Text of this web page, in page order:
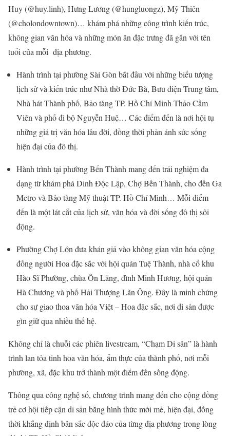
Huy (@huy.linh), Hưng Lương (@hungluongz), Mỹ Thiên
(@cholondowntown)… khám phá những công trình kiến trúc,
không gian văn hóa và những món ăn đặc trưng đã gắn với tên
tuổi của mỗi địa phương.
Hành trình tại phường Sài Gòn bắt đầu với những biểu tượng
lịch sử và kiến trúc như Nhà thờ Đức Bà, Bưu điện Trung tâm,
Nhà hát Thành phố, Bảo tàng TP. Hồ Chí Minh Thảo Cầm
Viên và phố đi bộ Nguyễn Huệ… Các điểm đến là nơi hội tụ
những giá trị văn hóa lâu đời, đồng thời phản ánh sức sống
hiện đại của đô thị.
Hành trình tại phường Bến Thành mang đến trải nghiệm đa
dạng từ khám phá Dinh Độc Lập, Chợ Bến Thành, cho đến Ga
Metro và Bảo tàng Mỹ thuật TP. Hồ Chí Minh… Mỗi điểm
đến là một lát cắt của lịch sử, văn hóa và đời sống đô thị sôi
động.
Phường Chợ Lớn đưa khán giả vào không gian văn hóa cộng
đồng người Hoa đặc sắc với hội quán Tuệ Thành, nhà cổ khu
Hào Sĩ Phường, chùa Ôn Lăng, đình Minh Hương, hội quán
Hà Chương và phố Hải Thượng Lãn Ông. Đây là minh chứng
cho sự giao thoa văn hóa Việt – Hoa đặc sắc, nơi di sản được
gìn giữ qua nhiều thế hệ.
Không chỉ là chuỗi các phiên livestream, “Chạm Di sản” là hành
trình lan tỏa tinh hoa văn hóa, ẩm thực của thành phố, nơi mỗi
phường, xã, đặc khu trở thành một điểm đến sống động.
Thông qua công nghệ số, chương trình mang đến cho cộng đồng
trẻ cơ hội tiếp cận di sản bằng hình thức mới mẻ, hiện đại, đồng
thời khẳng định bản sắc độc đáo của từng địa phương trong lòng